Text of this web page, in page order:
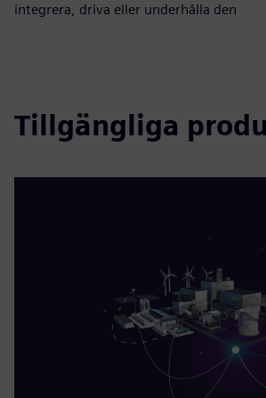
integrera, driva eller underhålla den
Tillgängliga